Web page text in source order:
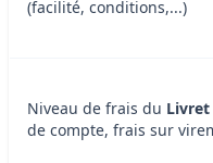
(facilité, conditions,...)
Niveau de frais du Livret
de compte, frais sur